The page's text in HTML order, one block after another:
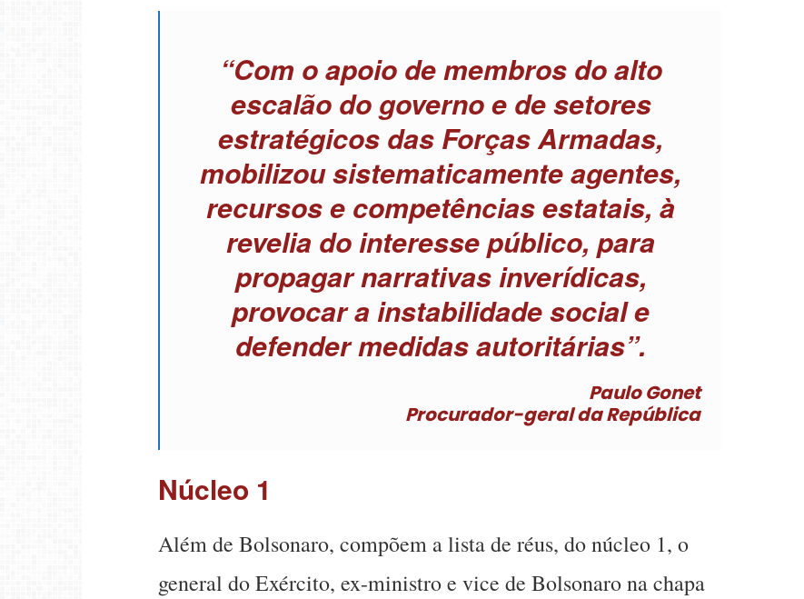
“Com o apoio de membros do alto
escalão do governo e de setores
estratégicos das Forças Armadas,
mobilizou sistematicamente agentes,
recursos e competências estatais, à
revelia do interesse público, para
propagar narrativas inverídicas,
provocar a instabilidade social e
defender medidas autoritárias”.
Paulo Gonet
Procurador-geral da República
Núcleo 1
Além de Bolsonaro, compõem a lista de réus, do núcleo 1, o
general do Exército, ex-ministro e vice de Bolsonaro na chapa